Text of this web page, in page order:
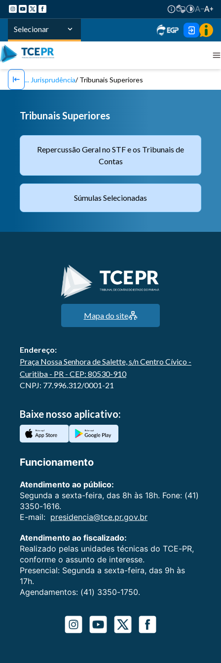
Selecionar
Jurisprudência Tribunais Superiores
Tribunais Superiores
Repercussão Geral no STF e os Tribunais de
Contas
Súmulas Selecionadas
Mapa do site
Endereço:
Praça Nossa Senhora de Salette, s/n Centro Cívico -
Curitiba - PR - CEP: 80530-910
CNPJ: 77.996.312/0001-21
Baixe nosso aplicativo:
Funcionamento
Atendimento ao público:
Segunda a sexta-feira, das 8h às 18h. Fone: (41)
3350-1616.
E-mail: presidencia@tce.pr.gov.br
Atendimento ao fiscalizado:
Realizado pelas unidades técnicas do TCE-PR,
conforme o assunto de interesse.
Presencial: Segunda a sexta-feira, das 9h às
17h.
Agendamentos: (41) 3350-1750.